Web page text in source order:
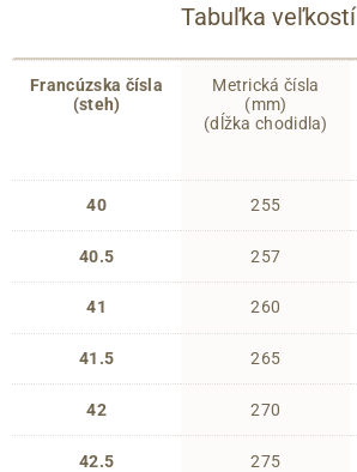
Tabuľka veľkostí
Francúzska čísla
(steh)
40
40.5
41
41.5
42
42.5
Metrická čísla
(mm)
(dĺžka chodidla)
255
257
260
265
270
275